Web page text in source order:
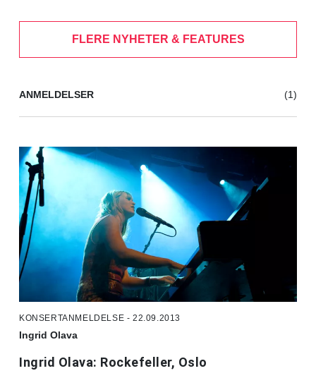
FLERE NYHETER & FEATURES
ANMELDELSER (1)
KONSERTANMELDELSE - 22.09.2013
Ingrid Olava
Ingrid Olava: Rockefeller, Oslo